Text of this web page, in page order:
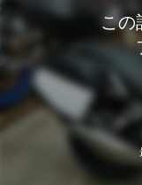
こ